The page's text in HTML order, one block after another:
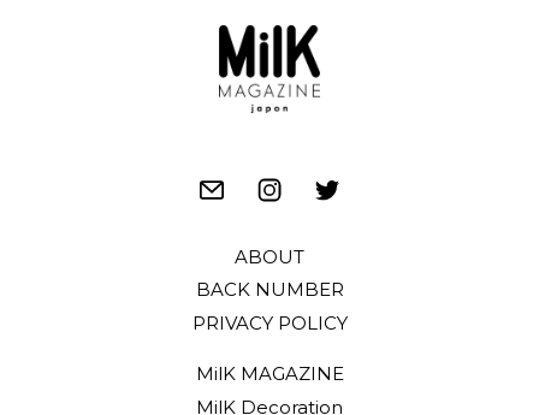
ABOUT
BACK NUMBER
PRIVACY POLICY
MilK MAGAZINE
MilK Decoration